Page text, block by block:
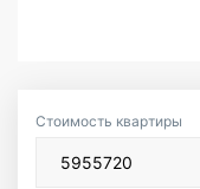
Стоимость квартиры